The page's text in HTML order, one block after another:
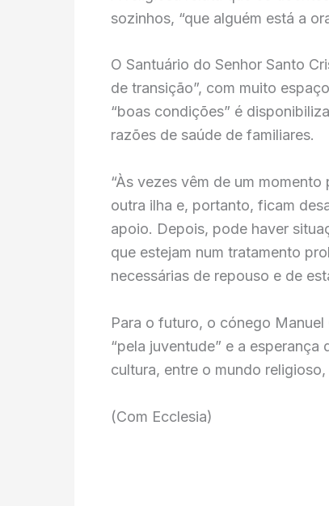
sozinhos, “que alguém está a
O Santuário do Senhor Santo
de transição”, com muito
“boas condições” é
razões de saúde de familiares.
“Às vezes vêm de um
outra ilha e, portanto, ficam
apoio. Depois, pode haver
que estejam num tratamento
necessárias de repouso e de
Para o futuro, o cónego
“pela juventude” e a
cultura, entre o mundo
(Com Ecclesia)